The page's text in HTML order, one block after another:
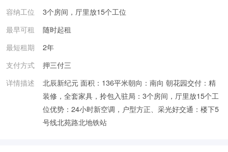
容纳工位
3个房间，厅里放15个工位
最早可租
随时起租
最短租期
2年
支付方式
押三付三
详情描述
北辰新纪元 面积：136平米朝向：南向 朝花园交付：精
装修，全套家具，拎包入驻局：3个房间，厅里放15个工
位优势：24小时新空调，户型方正、采光好交通：楼下5
号线北苑路北地铁站